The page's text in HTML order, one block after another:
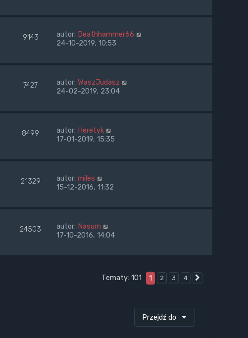
9143 autor: Deathhammer66
24-10-2019, 10:53
7427 autor: WaszJudasz
24-02-2019, 23:04
8499 autor: Heretyk
17-01-2019, 15:35
21329 autor: miles
15-12-2016, 11:32
24503 autor: Nasum
17-10-2016, 14:04
Tematy: 101 1 2 3 4
Przejdź do